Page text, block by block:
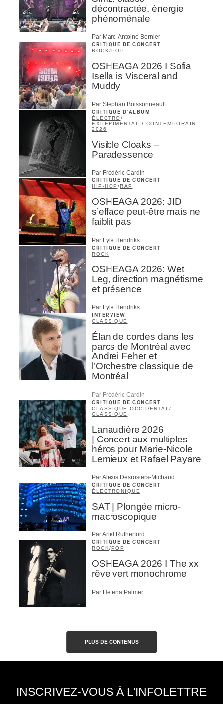
décontractée, énergie
phénoménale
Par Marc-Antoine Bernier
CRITIQUE DE CONCERT
ROCK/ POP
OSHEAGA 2026 I Sofia
Isella is Visceral and
Muddy
Par Stephan Boissonneault
CRITIQUE D'ALBUM
ÉLECTRO/
EXPÉRIMENTAL / CONTEMPORAIN
2026
Visible Cloaks –
Paradessence
Par Frédéric Cardin
CRITIQUE DE CONCERT
HIP-HOP /RAP
OSHEAGA 2026: JID
s’efface peut-être mais ne
faiblit pas
Par Lyle Hendriks
CRITIQUE DE CONCERT
ROCK
OSHEAGA 2026: Wet
Leg, direction magnétisme
et présence
Par Lyle Hendriks
INTERVIEW
CLASSIQUE
Élan de cordes dans les
parcs de Montréal avec
Andrei Feher et
l’Orchestre classique de
Montréal
Par Frédéric Cardin
CRITIQUE DE CONCERT
CLASSIQUE OCCIDENTAL /
CLASSIQUE
Lanaudière 2026
| Concert aux multiples
héros pour Marie-Nicole
Lemieux et Rafael Payare
Par Alexis Desrosiers-Michaud
CRITIQUE DE CONCERT
ÉLECTRONIQUE
SAT | Plongée micro-
macroscopique
Par Ariel Rutherford
CRITIQUE DE CONCERT
ROCK/ POP
OSHEAGA 2026 I The xx
rêve vert monochrome
Par Helena Palmer
PLUS DE CONTENUS
INSCRIVEZ-VOUS À L'INFOLETTRE